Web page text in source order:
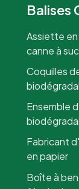
Balises
Assiette
canne à
Coquilles
Ensemble
Fabricant
en papier
Boîte à